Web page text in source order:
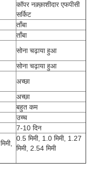
कॉपर नक़्क़ाशीदार एफपीसी
सर्किट
ताँबा
ताँबा
सोना चढ़ाया हुआ
सोना चढ़ाया हुआ
अच्छा
अच्छा
बहुत कम
उच्च
7-10 दिन
0.5 मिमी, 1.0 मिमी, 1.27
मिमी, 2.54 मिमी